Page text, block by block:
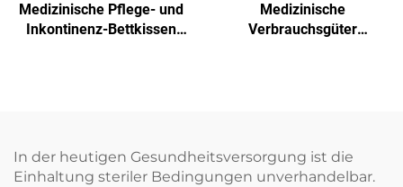
Medizinische Pflege- und
Inkontinenz-Bettkissen
Medizinische
Verbrauchsgüter
In der heutigen Gesundheitsversorgung ist die
Einhaltung steriler Bedingungen unverhandelbar.